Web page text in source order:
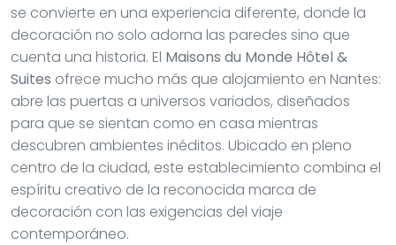
se convierte en una experiencia diferente, donde la
decoración no solo adorna las paredes sino que
cuenta una historia. El Maisons du Monde Hôtel &
Suites ofrece mucho más que alojamiento en Nantes:
abre las puertas a universos variados, diseñados
para que se sientan como en casa mientras
descubren ambientes inéditos. Ubicado en pleno
centro de la ciudad, este establecimiento combina el
espíritu creativo de la reconocida marca de
decoración con las exigencias del viaje
contemporáneo.